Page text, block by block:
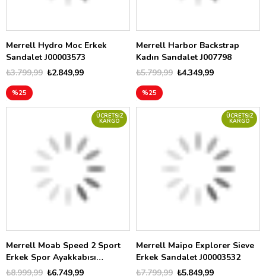
Merrell Hydro Moc Erkek
Sandalet J00003573
₺2.849,99
₺3.799,99
%25
Merrell Harbor Backstrap
Kadın Sandalet J007798
₺4.349,99
₺5.799,99
%25
Merrell Moab Speed 2 Sport
Erkek Spor Ayakkabısı
J00003464 ₺6.749,99
₺8.999,99
ÜCRETSIZ
KARGO
Merrell Maipo Explorer Sieve
Erkek Sandalet J00003532
₺5.849,99
₺7.799,99
ÜCRETSIZ
KARGO